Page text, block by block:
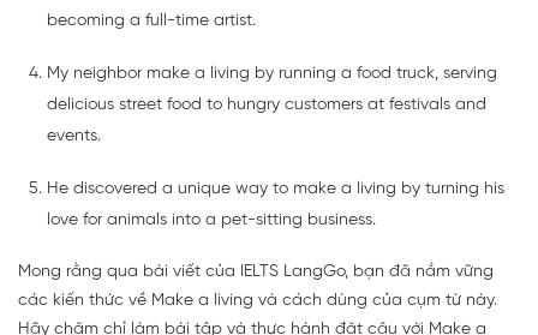
becoming a full-time artist.
My neighbor make a living by running a food truck, serving
delicious street food to hungry customers at festivals and
events.
He discovered a unique way to make a living by turning his
love for animals into a pet-sitting business.
Mong rằng qua bài viết của IELTS LangGo, bạn đã nắm vững
các kiến thức về Make a living và cách dùng của cụm từ này.
Hãy chăm chỉ làm bài tập và thực hành đặt câu với Make a